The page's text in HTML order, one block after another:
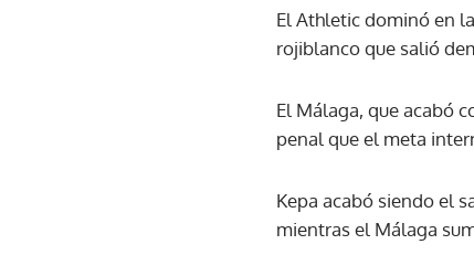
El Athletic dominó en
rojiblanco que salió
El Málaga, que acabó
penal que el meta
Kepa acabó siendo el
mientras el Málaga